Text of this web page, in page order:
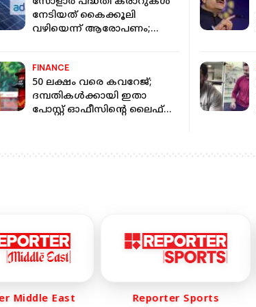
നേടിയത് കൈക്കൂലി
വഴിയെന്ന് ആരോപണം;
FINANCE
50 ലക്ഷം വരെ കവറേജ്;
ദമ്പതികള്‍ക്കായി ഇതാ
പോസ്റ്റ് ഓഫീസിന്റെ ലൈഫ്
East Reporter Sports